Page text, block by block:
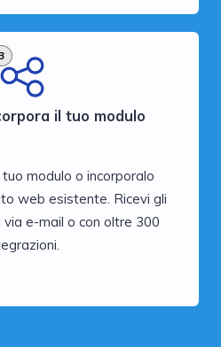
il tuo modulo
tuo modulo o incorporalo
web esistente. Ricevi gli
via e-mail o con oltre 300